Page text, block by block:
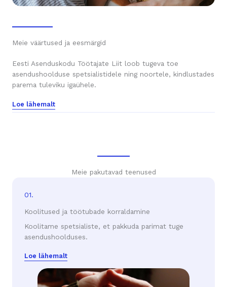
Meie väärtused ja eesmärgid
Eesti Asenduskodu Töötajate Liit loob tugeva toe
asendushoolduse spetsialistidele ning noortele, kindlustades
parema tuleviku igaühele.
Loe lähemalt
Meie pakutavad teenused
01.
Koolitused ja töötubade korraldamine
Koolitame spetsialiste, et pakkuda parimat tuge
asendushoolduses.
Loe lähemalt